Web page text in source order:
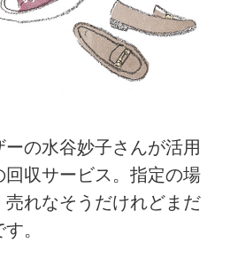
の水谷妙子さんが活用
収サービス。指定の場
売れなそうだけれどまだ
。